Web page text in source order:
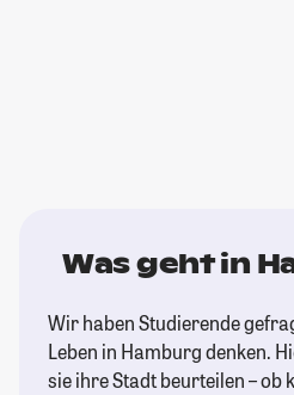
Was geht in
Wir haben Studierende
Leben in Hamburg denken.
sie ihre Stadt beurteilen – ob